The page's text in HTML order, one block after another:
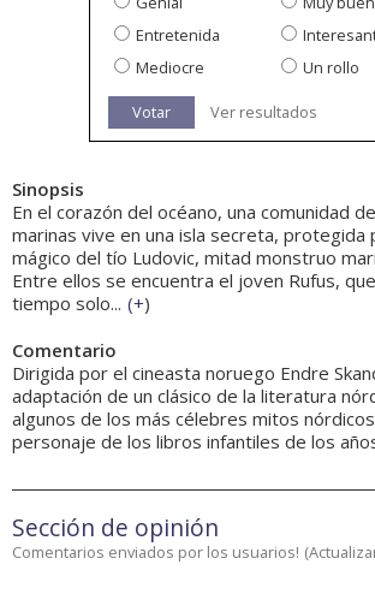
Entretenida
Mediocre
Un rollo
Votar Ver resultados
Sinopsis
En el corazón del océano, una comunidad
marinas vive en una isla secreta, protegida
mágico del tío Ludovic, mitad monstruo
Entre ellos se encuentra el joven Rufus,
tiempo solo... (+)
Comentario
Dirigida por el cineasta noruego Endre
adaptación de un clásico de la literatura
algunos de los más célebres mitos
personaje de los libros infantiles de los
Sección de opinión
Comentarios enviados por los usuarios! (